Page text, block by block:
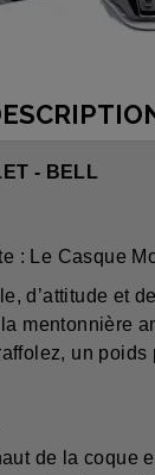
- BELL
: Le Casque
d’attitude et
mentonnière
un
de la coque